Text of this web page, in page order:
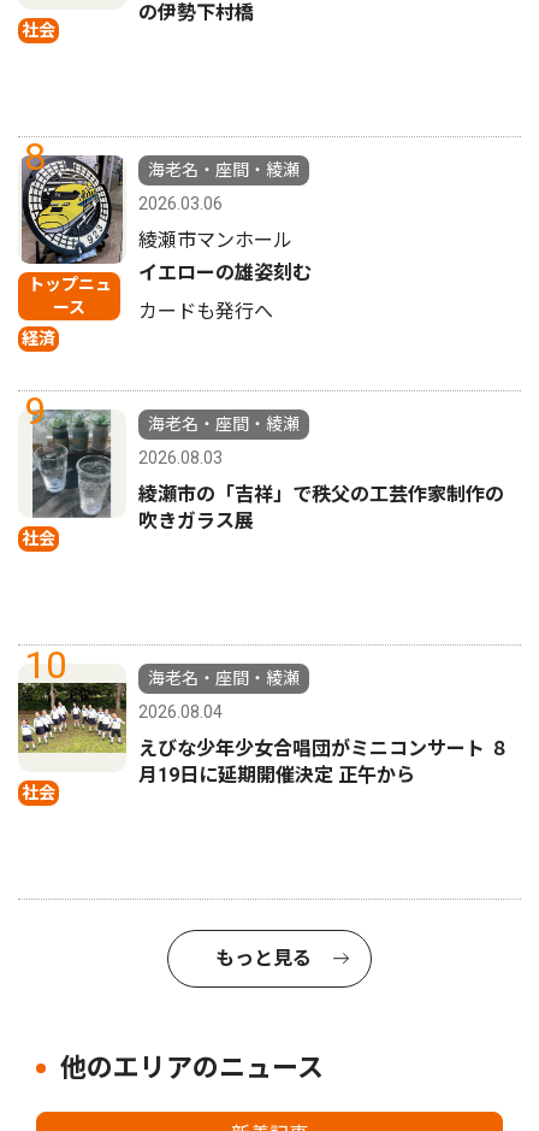
社会
の伊勢下村橋
8
トップニュ
ース
経済
海老名・座間・綾瀬
2026.03.06
綾瀬市マンホール
イエローの雄姿刻む
カードも発行へ
9
社会
海老名・座間・綾瀬
2026.08.03
綾瀬市の「吉祥」で秩父の工芸作家制作の
吹きガラス展
10
社会
海老名・座間・綾瀬
2026.08.04
えびな少年少女合唱団がミニコンサート ８
月19日に延期開催決定 正午から
もっと見る
他のエリアのニュース